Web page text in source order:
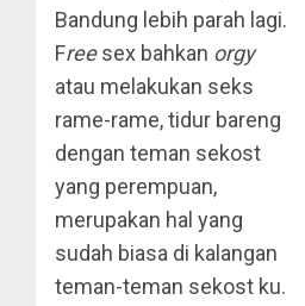
Bandung lebih parah lagi.
Freesex bahkan orgy
atau melakukan seks
rame-rame, tidur bareng
dengan teman sekost
yang perempuan,
merupakan hal yang
sudah biasa di kalangan
teman-teman sekost ku.